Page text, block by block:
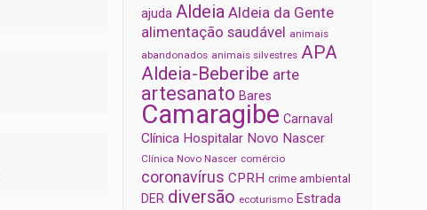
ajuda Aldeia Aldeia da Gente
alimentação saudável animais
abandonados animais silvestres APA
Aldeia-Beberibe arte
artesanato Bares
Camaragibe Carnaval
Clínica Hospitalar Novo Nascer
Clínica Novo Nascer comércio
coronavírus CPRH crime ambiental
DER diversão ecoturismo Estrada